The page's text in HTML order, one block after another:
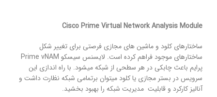
Cisco Prime Virtual Network Analysis Module
ساختارهای کلود و ماشین های مجازی فرصتی برای تغییر شکل
ساختارهای موجود فراهم کرده است. لایسنس سیسکو Prime vNAM
پرایم باعث چابکی در هر سطحی از شبکه میشود. با راه اندازی این
سرویس در بستر مجازی یا کلود میتوان برتمامی شبکه نظارت داشت و
آنالیز کارکرد و قابلیت مدیریت شبکه را بهبود بخشید.